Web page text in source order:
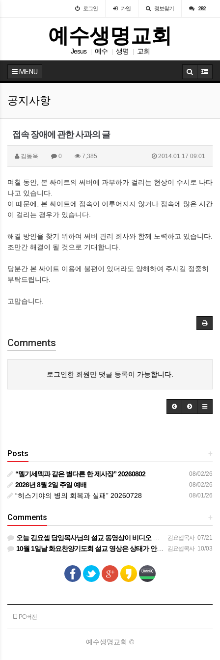
로그인 가입 정보찾기 282
예수생명교회
Jesus 예수 생명 교회
MENU
공지사항
접속 장애에 관한 사과의 글
김동욱 0 7,385 2014.01.17 09:01
며칠 동안, 본 싸이트의 써버에 과부하가 걸리는 현상이 수시로 나타
나고 있습니다.
이 때문에, 본 싸이트에 접속이 이루어지지 않거나 접속에 많은 시간
이 걸리는 경우가 있습니다.
해결 방안을 찾기 위하여 써버 관리 회사와 함께 노력하고 있습니다.
조만간 해결이 될 것으로 기대합니다.
당분간 본 싸이트 이용에 불편이 있더라도 양해하여 주시길 정중히
부탁드립니다.
고맙습니다.
Comments
로그인한 회원만 댓글 등록이 가능합니다.
+
Posts
08/02/26
“멜기세덱과 같은 별다른 한 제사장” 20260802
08/02/26
2026년 8월 2일 주일 예배
08/01/26
“히스기야의 병의 회복과 실패” 20260728
+
Comments
김요셉목사 07/21
오늘 김요셉 담임목사님의 설교 동영상이 비디오 장비 문제로 영상을 올려 드리지 못해 죄송합니다 오늘 주일 설…
김요셉목사 10/03
10월 1일날 화요찬양기도회 설교 영상은 상태가 안좋아서 오디오만 올려 드립니다
PC버전
예수생명교회 ©